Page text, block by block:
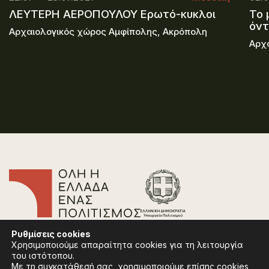
ΛΕΥΤΕΡΗ ΑΕΡΟΠΟΥΛΟΥ Ερωτό-κυκλοι
Αρχαιολογικός χώρος Αμφίπολης, Ακρόπολη
Το
Συχνές Ερωτήσεις
Πολιτική Απορρήτου
Όροι Χρήσης
Ρυθμίσεις cookies
Χρησιμοποιούμε απαραίτητα cookies για τη λειτουργία
του ιστότοπου.
Με τη συγκατάθεσή σας, χρησιμοποιούμε επίσης cookies